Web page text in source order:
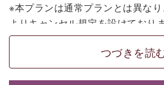
※本プランは通常プランとは異な
よりキャンセル規定を設けておりま
※本プランは朝食付きのプランで
【公式限定価格
まで）」をご利用ください。
つづきを読